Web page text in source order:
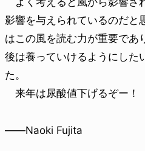
影響を与えられているのだと
はこの風を読む力が重要であ
後は養っていけるようにした
た。
来年は尿酸値下げるぞー！
――Naoki Fujita